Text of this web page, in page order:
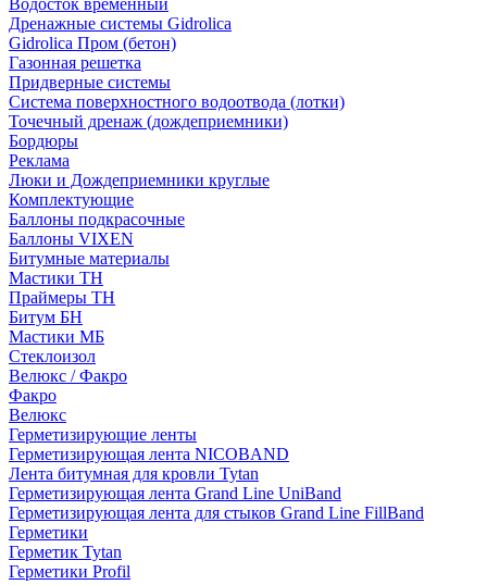
Водосток временный
Дренажные системы Gidrolica
Gidrolica Пром (бетон)
Газонная решетка
Придверные системы
Система поверхностного водоотвода (лотки)
Точечный дренаж (дождеприемники)
Бордюры
Рекламa
Люки и Дождеприемники круглые
Комплектующие
Баллоны подкрасочные
Баллоны VIXEN
Битумные материалы
Мастики ТН
Праймеры ТН
Битум БН
Мастики МБ
Стеклоизол
Велюкс / Факро
Факро
Велюкс
Герметизирующие ленты
Герметизирующая лента NICOBAND
Лента битумная для кровли Tytan
Герметизирующая лента Grand Line UniBand
Герметизирующая лента для стыков Grand Line FillBand
Герметики
Герметик Tytan
Герметики Profil